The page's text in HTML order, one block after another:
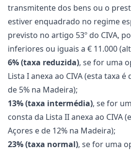
transmitente dos bens ou o
estiver enquadrado no regime
previsto no artigo 53º do CIVA,
inferiores ou iguais a € 11.000
6% (taxa reduzida), se for uma
Lista I anexa ao CIVA (esta taxa é
de 5% na Madeira);
13% (taxa intermédia), se for
consta da Lista II anexa ao CIVA
Açores e de 12% na Madeira);
23% (taxa normal), se for uma